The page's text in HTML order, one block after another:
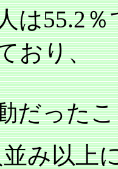
は55.2％
おり、
だった
み以上